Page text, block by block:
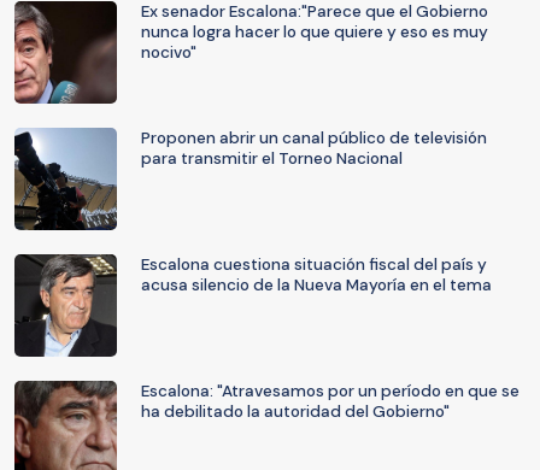
Ex senador Escalona:"Parece que el Gobierno
nunca logra hacer lo que quiere y eso es muy
nocivo"
Proponen abrir un canal público de televisión
para transmitir el Torneo Nacional
Escalona cuestiona situación fiscal del país y
acusa silencio de la Nueva Mayoría en el tema
Escalona: "Atravesamos por un período en que se
ha debilitado la autoridad del Gobierno"